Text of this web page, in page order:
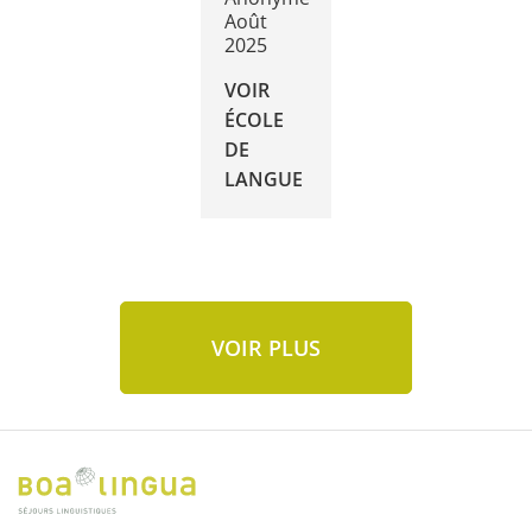
Août
2025
VOIR
ÉCOLE
DE
LANGUE
VOIR PLUS